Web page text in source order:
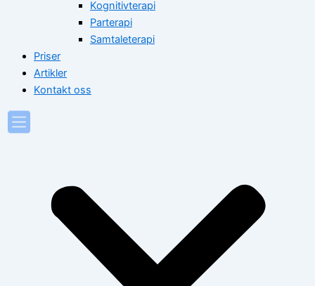
Kognitivterapi
Parterapi
Samtaleterapi
Priser
Artikler
Kontakt oss